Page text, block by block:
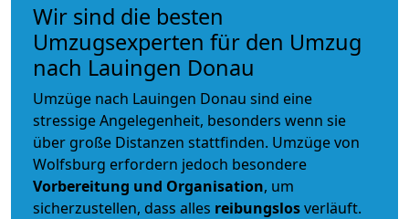
Wir sind die besten
Umzugsexperten für den Umzug
nach Lauingen Donau
Umzüge nach Lauingen Donau sind eine
stressige Angelegenheit, besonders wenn sie
über große Distanzen stattfinden. Umzüge von
Wolfsburg erfordern jedoch besondere
Vorbereitung und Organisation, um
sicherzustellen, dass alles reibungslosverläuft.